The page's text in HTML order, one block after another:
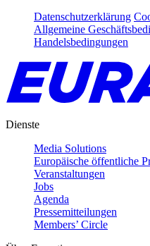
Datenschutzerklärung
Allgemeine
Handelsbedingungen
Dienste
Media Solutions
Europäische öffentliche
Veranstaltungen
Jobs
Agenda
Pressemitteilungen
Members’ Circle